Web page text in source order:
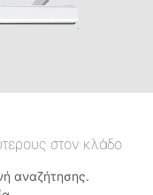
στον κλάδο
αναζήτησης.